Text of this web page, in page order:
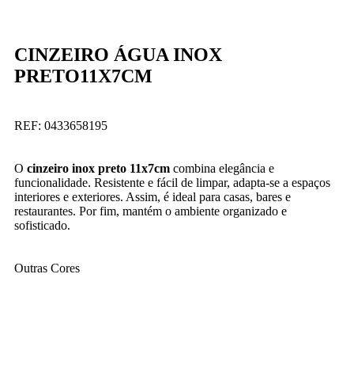
CINZEIRO ÁGUA INOX
PRETO11X7CM
REF: 0433658195
O cinzeiro inox preto 11x7cm combina elegância e
funcionalidade. Resistente e fácil de limpar, adapta-se a espaços
interiores e exteriores. Assim, é ideal para casas, bares e
restaurantes. Por fim, mantém o ambiente organizado e
sofisticado.
Outras Cores